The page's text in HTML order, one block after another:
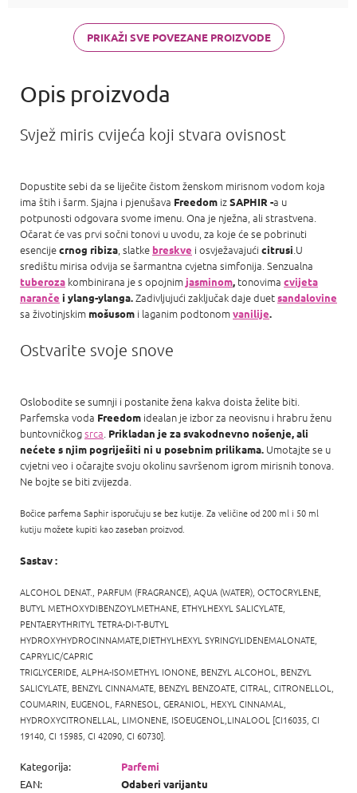
Mademoiselle
a Carolina
PRIKAŽI SVE POVEZANE PROIZVODE
Svjež miris cvijeća koji stvara ovisnost
Dopustite sebi da se liječite čistom ženskom mirisnom vodom koja
ima štih i šarm. Sjajna i pjenušava Freedom izSAPHIR -a u
potpunosti odgovara svome imenu. Ona je nježna, ali strastvena.
Očarat će vas prvi sočni tonovi u uvodu, za koje će se pobrinuti
esencijecrnog ribiza, slatke breskve i osvježavajući citrusi.U
središtu mirisa odvija se šarmantna cvjetna simfonija. Senzualna
tuberoza kombinirana je s opojnimjasminom, tonovima cvijeta
naranče i ylang-ylanga.Zadivljujući zaključak daje duetsandalovine
sa životinjskim mošusom i laganim podtonomvanilije.
Ostvarite svoje snove
Oslobodite se sumnji i postanite žena kakva doista želite biti.
Parfemska voda Freedom idealan je izbor za neovisnu i hrabru ženu
buntovničkogsrca. Prikladan je za svakodnevno nošenje, ali
nećete s njim pogriješiti ni u posebnim prilikama. Umotajte se u
cvjetni veo i očarajte svoju okolinu savršenom igrom mirisnih tonova.
Ne bojte se biti zvijezda.
Bočice parfema Saphir isporučuju se bez kutije. Za veličine od 200 ml i 50 ml
kutiju možete kupiti kao zaseban proizvod.
Sastav :
ALCOHOL DENAT., PARFUM (FRAGRANCE), AQUA (WATER), OCTOCRYLENE,
BUTYL METHOXYDIBENZOYLMETHANE, ETHYLHEXYL SALICYLATE,
PENTAERYTHRITYL TETRA-DI-T-BUTYL
HYDROXYHYDROCINNAMATE,DIETHYLHEXYL SYRINGYLIDENEMALONATE,
CAPRYLIC/CAPRIC
TRIGLYCERIDE, ALPHA-ISOMETHYL IONONE, BENZYL ALCOHOL, BENZYL
SALICYLATE, BENZYL CINNAMATE, BENZYL BENZOATE, CITRAL, CITRONELLOL,
COUMARIN, EUGENOL, FARNESOL, GERANIOL, HEXYL CINNAMAL,
HYDROXYCITRONELLAL, LIMONENE, ISOEUGENOL,LINALOOL [CI16035, CI
19140, CI 15985, CI 42090, CI 60730].
Kategorija:
Parfemi
EAN:
Odaberi varijantu